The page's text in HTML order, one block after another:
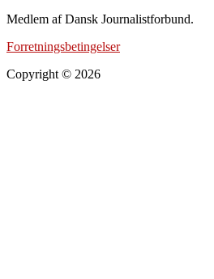
Medlem af Dansk Journalistforbund.
Forretningsbetingelser
Copyright © 2026